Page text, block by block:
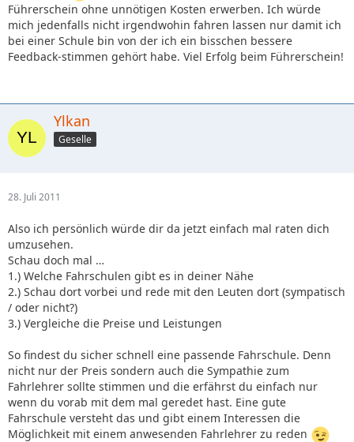
Führerschein ohne unnötigen Kosten erwerben. Ich würde
mich jedenfalls nicht irgendwohin fahren lassen nur damit ich
bei einer Schule bin von der ich ein bisschen bessere
Feedback-stimmen gehört habe. Viel Erfolg beim Führerschein!
Ylkan
Geselle
28. Juli 2011
Also ich persönlich würde dir da jetzt einfach mal raten dich
umzusehen.
Schau doch mal …
1.) Welche Fahrschulen gibt es in deiner Nähe
2.) Schau dort vorbei und rede mit den Leuten dort (sympatisch
/ oder nicht?)
3.) Vergleiche die Preise und Leistungen
So findest du sicher schnell eine passende Fahrschule. Denn
nicht nur der Preis sondern auch die Sympathie zum
Fahrlehrer sollte stimmen und die erfährst du einfach nur
wenn du vorab mit dem mal geredet hast. Eine gute
Fahrschule versteht das und gibt einem Interessen die
Möglichkeit mit einem anwesenden Fahrlehrer zu reden